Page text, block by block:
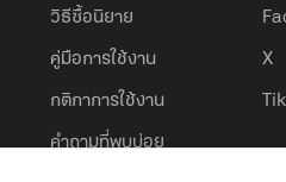
วิธีซื้อนิยาย
คู่มือการใช้งาน
กติกาการใช้งาน
คำถามที่พบบ่อย
X